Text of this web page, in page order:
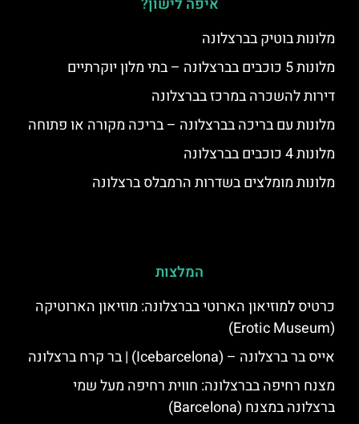
מלונות בוטיק בברצלונה
מלונות 5 כוכבים בברצלונה – בתי מלון יוקרתיים
דירות להשכרה במרכז בברצלונה
מלונות עם בריכה בברצלונה – בריכה מקורה או פתוחה
מלונות 4 כוכבים בברצלונה
מלונות מומלצים בשדרות הרמבלס ברצלונה
המלצות
כרטיס למוזיאון הארוטי בברצלונה: מוזיאון הארוטיקה
(Erotic Museum)
אייס בר ברצלונה – (‪Icebarcelona‬) | בר קרח ברצלונה
מצנח רחיפה בברצלונה: חווית רחיפה מעל שמי
ברצלונה במצנח (Barcelona)